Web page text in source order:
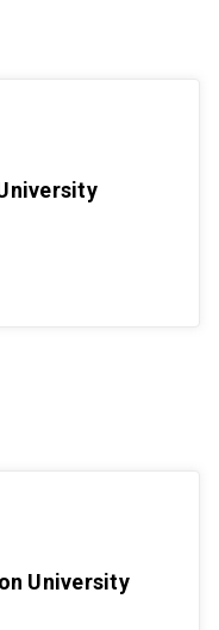
University